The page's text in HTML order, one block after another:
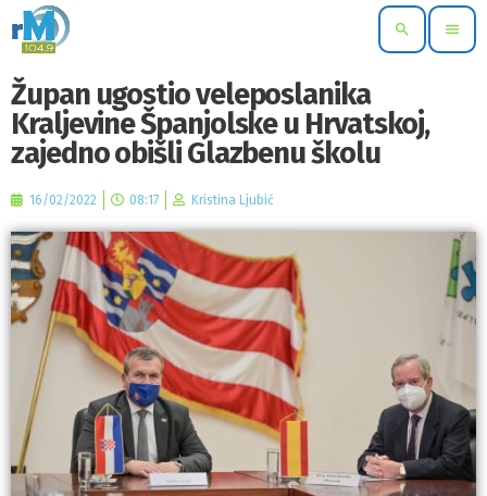
search menu
Župan ugostio veleposlanika
Kraljevine Španjolske u Hrvatskoj,
zajedno obišli Glazbenu školu
16/02/2022 08:17 Kristina Ljubić